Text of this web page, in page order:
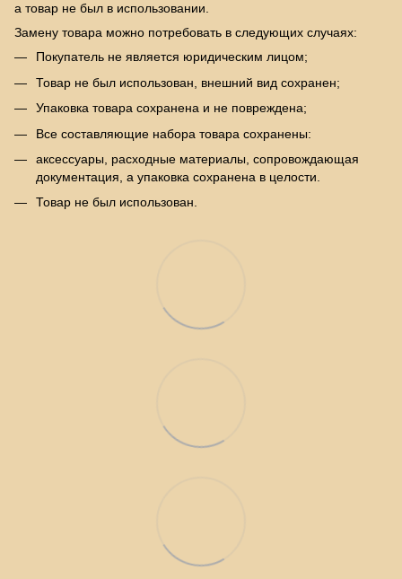
а товар не был в использовании.
Замену товара можно потребовать в следующих случаях:
Покупатель не является юридическим лицом;
Товар не был использован, внешний вид сохранен;
Упаковка товара сохранена и не повреждена;
Все составляющие набора товара сохранены:
аксессуары, расходные материалы, сопровождающая
документация, а упаковка сохранена в целости.
Товар не был использован.